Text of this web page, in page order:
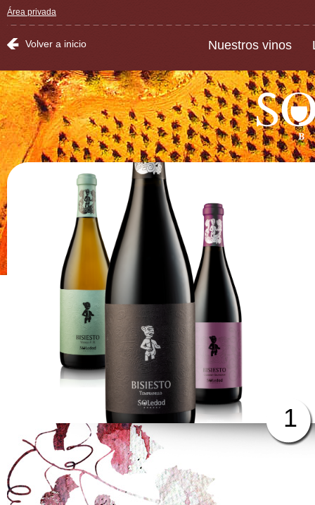
Área privada
Volver a inicio Nuestros vinos
1